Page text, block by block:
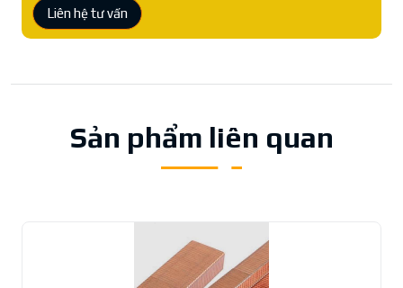
Liên hệ tư vấn
Sản phẩm liên quan